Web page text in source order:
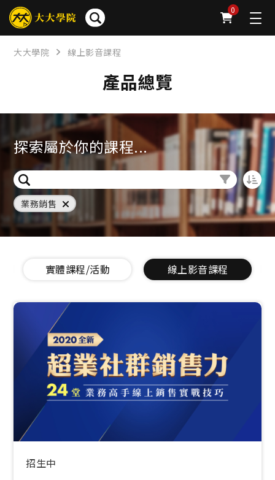
0
大大學院 線上影音課程
產品總覽
探索屬於你的課程...
業務銷售
實體課程/活動 線上影音課程
招生中